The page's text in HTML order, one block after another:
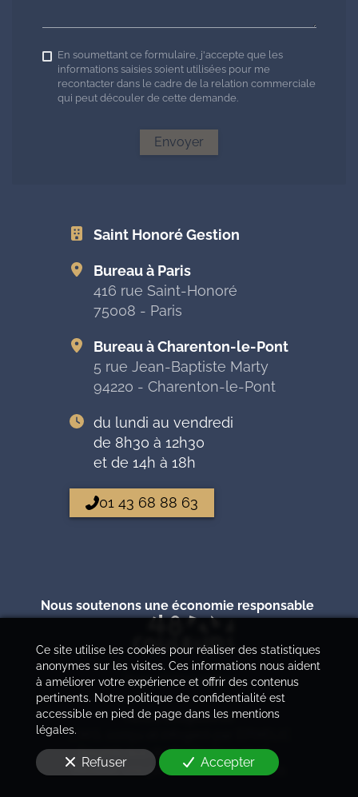
En soumettant ce formulaire, j'accepte que les
informations saisies soient utilisées pour me
recontacter dans le cadre de la relation commerciale
qui peut découler de cette demande.
Envoyer
Saint Honoré Gestion
Bureau à Paris
416 rue Saint-Honoré
75008 - Paris
Bureau à Charenton-le-Pont
5 rue Jean-Baptiste Marty
94220 - Charenton-le-Pont
du lundi au vendredi
de 8h30 à 12h30
et de 14h à 18h
01 43 68 88 63
Nous soutenons une économie responsable
Zone d'intervention
Notes obligatoires
C.M.S. conçu et infogéré par EPIXELIC
—
Soumis aux droits d'auteur 2026—
Modifier vos préférences de cookies
Ce site utilise les cookies pour réaliser des statistiques
anonymes sur les visites. Ces informations nous aident
à améliorer votre expérience et offrir des contenus
pertinents. Notre politique de confidentialité est
accessible en pied de page dans les mentions
légales.
Refuser Accepter